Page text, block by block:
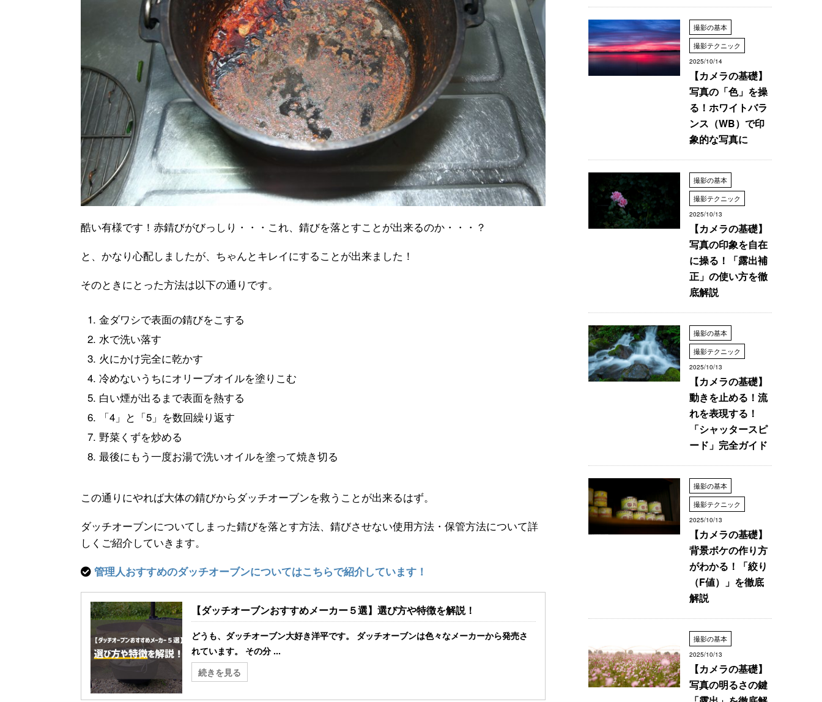
酷い有様です！赤錆びがびっしり・・・これ、錆びを落とすことが出来るのか・・・？
と、かなり心配しましたが、ちゃんとキレイにすることが出来ました！
そのときにとった方法は以下の通りです。
金ダワシで表面の錆びをこする
水で洗い落す
火にかけ完全に乾かす
冷めないうちにオリーブオイルを塗りこむ
白い煙が出るまで表面を熱する
「4」と「5」を数回繰り返す
野菜くずを炒める
最後にもう一度お湯で洗いオイルを塗って焼き切る
この通りにやれば大体の錆びからダッチオーブンを救うことが出来るはず。
ダッチオーブンについてしまった錆びを落とす方法、錆びさせない使用方法・保管方法について詳
しくご紹介していきます。
管理人おすすめのダッチオーブンについてはこちらで紹介しています！
【ダッチオーブンおすすめメーカー５選】選び方や特徴を解説！
どうも、ダッチオーブン大好き洋平です。 ダッチオーブンは色々なメーカーから発売さ
れています。 その分 ...
続きを見る
撮影の基本
撮影テクニック
2025/10/14
【カメラの基礎】
写真の「色」を操
る！ホワイトバラ
ンス（WB）で印
象的な写真に
撮影の基本
撮影テクニック
2025/10/13
【カメラの基礎】
写真の印象を自在
に操る！「露出補
正」の使い方を徹
底解説
撮影の基本
撮影テクニック
2025/10/13
【カメラの基礎】
動きを止める！流
れを表現する！
「シャッタースピ
ード」完全ガイド
撮影の基本
撮影テクニック
2025/10/13
【カメラの基礎】
背景ボケの作り方
がわかる！「絞り
（F値）」を徹底
解説
撮影の基本
2025/10/13
【カメラの基礎】
写真の明るさの鍵